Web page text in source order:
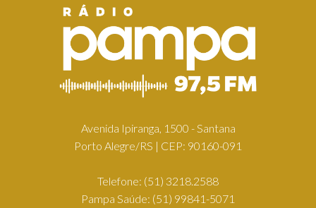
Avenida Ipiranga, 1500 - Santana
Porto Alegre/RS | CEP: 90160-091
Telefone: (51) 3218.2588
Pampa Saúde: (51) 99841-5071